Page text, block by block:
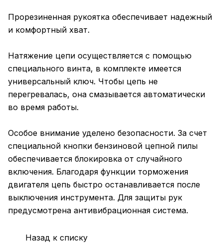
Прорезиненная рукоятка обеспечивает надежный
и комфортный хват.
Натяжение цепи осуществляется с помощью
специального винта, в комплекте имеется
универсальный ключ. Чтобы цепь не
перегревалась, она смазывается автоматически
во время работы.
Особое внимание уделено безопасности. За счет
специальной кнопки бензиновой цепной пилы
обеспечивается блокировка от случайного
включения. Благодаря функции торможения
двигателя цепь быстро останавливается после
выключения инструмента. Для защиты рук
предусмотрена антивибрационная система.
Назад к списку